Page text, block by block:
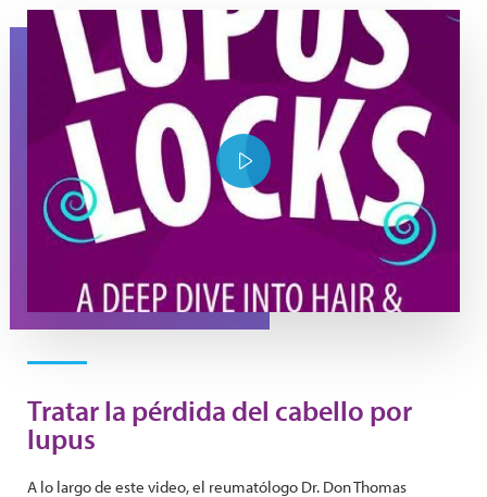
YouTube Thumbnail Purple Lupus Locks
Play Video
Tratar la pérdida del cabello por
lupus
A lo largo de este video, el reumatólogo Dr. Don Thomas